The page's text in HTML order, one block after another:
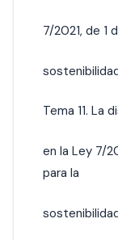
7/2021, de 1
Tema 11. La
en la Ley 7/
para la